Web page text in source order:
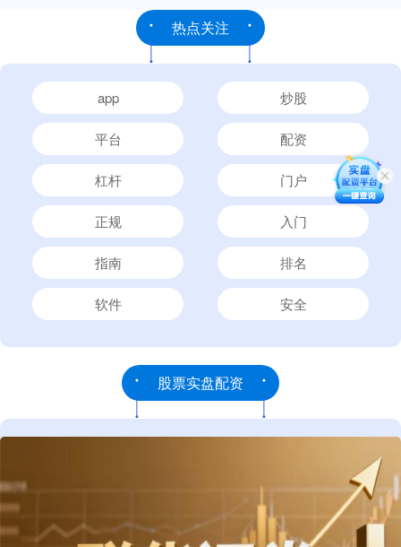
热点关注
app 炒股
平台 配资
杠杆 门户
正规 入门
指南 排名
软件 安全
股票实盘配资